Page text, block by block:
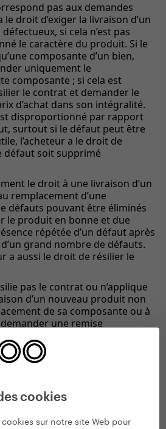
cookies
sur notre site Web pour
pas aux demandes
le droit d’exiger la livraison d’un
si cela n’est pas
le caractère du produit. Si le
composante d’un bien,
uniquement le
composante ; si cela est
le contrat et demander le
d’achat dans son intégralité.
disproportionné par rapport
surtout si le défaut peut être
l’acheteur a le droit de
défaut soit supprimé
le droit à une livraison d’un
remplacement d’une
défauts pouvant être éliminés
le produit en bonne et due
répétée d’un défaut après
grand nombre de défauts.
a aussi le droit de résilier le
pas le contrat ou n’applique
d’un nouveau produit non
de sa composante ou à
une remise
le prix d’achat également si le
livrer un nouveau produit non
la situation dans un délai
à l’acheteur.